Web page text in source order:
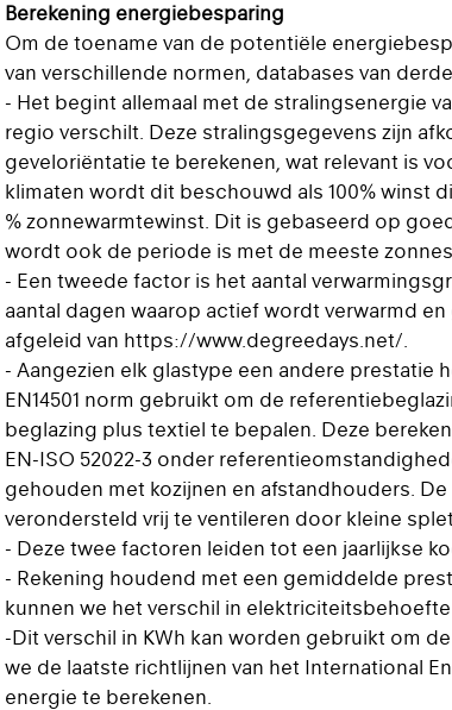
Berekening energiebesparing
Om de toename van de potentiële
van verschillende normen, databases van
- Het begint allemaal met de stralingsenergie
regio verschilt. Deze stralingsgegevens zijn
geveloriëntatie te berekenen, wat relevant is
klimaten wordt dit beschouwd als 100% winst
% zonnewarmtewinst. Dit is gebaseerd op
wordt ook de periode is met de meeste
- Een tweede factor is het aantal
aantal dagen waarop actief wordt verwarmd
afgeleid van https://www.degreedays.net/.
- Aangezien elk glastype een andere prestatie
EN14501 norm gebruikt om de
beglazing plus textiel te bepalen. Deze
EN-ISO 52022-3 onder
gehouden met kozijnen en afstandhouders.
verondersteld vrij te ventileren door kleine
- Deze twee factoren leiden tot een jaarlijkse
- Rekening houdend met een gemiddelde
kunnen we het verschil in
-Dit verschil in KWh kan worden gebruikt om
we de laatste richtlijnen van het International
energie te berekenen.